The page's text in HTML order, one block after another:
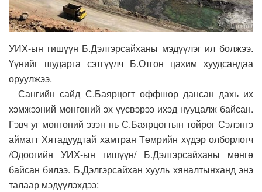
УИХ-ын гишүүн Б.Дэлгэрсайханы мэдүүлэг ил болжээ.
Үүнийг шударга сэтгүүлч Б.Отгон цахим хуудсандаа
оруулжээ.
Сангийн сайд С.Баярцогт оффшор дансан дахь их
хэмжээний мөнгөний эх үүсвэрээ ихэд нууцалж байсан.
Гэвч уг мөнгөний эзэн нь С.Баярцогтын тойрог Сэлэнгэ
аймагт Хятадуудтай хамтран Төмрийн хүдэр олборлогч
/Одоогийн УИХ-ын гишүүн/ Б.Дэлгэрсайханы мөнгө
байсан билээ. Б.Дэлгэрсайхан хууль хяналтынханд энэ
талаар мэдүүлэхдээ: